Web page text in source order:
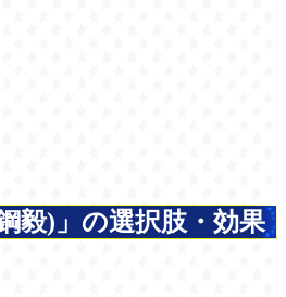
毅)」の選択肢・効果